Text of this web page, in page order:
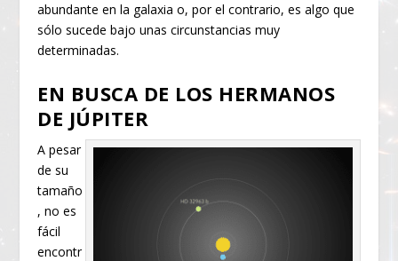
abundante en la galaxia o, por el contrario, es algo que
sólo sucede bajo unas circunstancias muy
determinadas.
EN BUSCA DE LOS HERMANOS
DE JÚPITER
A pesar
de su
tamaño
, no es
fácil
encontr